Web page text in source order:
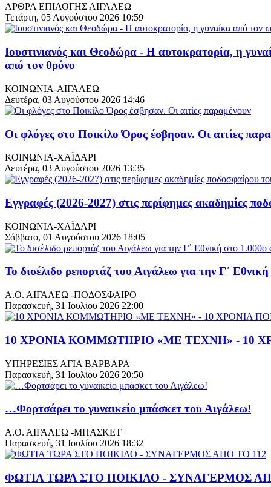
ΑΡΘΡΑ ΕΠΙΛΟΓΗΣ ΑΙΓΑΛΕΩ
Τετάρτη, 05 Αυγούστου 2026 10:59
Ιουστινιανός και Θεοδώρα - Η αυτοκρατορία, η
από τον θρόνο
ΚΟΙΝΩΝΙΑ-ΑΙΓΑΛΕΩ
Δευτέρα, 03 Αυγούστου 2026 14:46
Οι φλόγες στο Ποικίλο Όρος έσβησαν. Οι αιτίες
ΚΟΙΝΩΝΙΑ-ΧΑΪΔΑΡΙ
Δευτέρα, 03 Αυγούστου 2026 13:35
Εγγραφές (2026-2027) στις περίφημες ακαδημίες
ΚΟΙΝΩΝΙΑ-ΧΑΪΔΑΡΙ
Σάββατο, 01 Αυγούστου 2026 18:05
Το δισέλιδο ρεπορτάζ του Αιγάλεω για την Γ΄
Α.Ο. ΑΙΓΑΛΕΩ -ΠΟΔΟΣΦΑΙΡΟ
Παρασκευή, 31 Ιουλίου 2026 22:00
10 ΧΡΟΝΙΑ ΚΟΜΜΩΤΗΡΙΟ «ΜΕ ΤΕΧΝΗ» - 10
ΥΠΗΡΕΣΙΕΣ ΑΓΙΑ ΒΑΡΒΑΡΑ
Παρασκευή, 31 Ιουλίου 2026 20:50
…Φορτσάρει το γυναικείο μπάσκετ του Αιγάλεω!
Α.Ο. ΑΙΓΑΛΕΩ -ΜΠΑΣΚΕΤ
Παρασκευή, 31 Ιουλίου 2026 18:32
ΦΩΤΙΑ ΤΩΡΑ ΣΤΟ ΠΟΙΚΙΛΟ - ΣΥΝΑΓΕΡΜΟΣ